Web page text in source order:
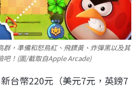
群，準備和怒鳥紅、飛鏢黃、炸彈黑以及其
吧！(圖/截取自Apple Arcade)
台幣220元（美元7元，英鎊7